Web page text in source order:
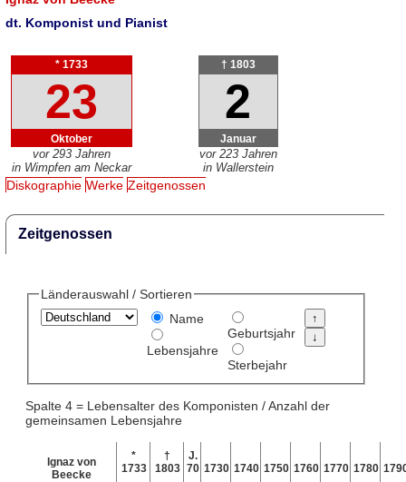
dt. Komponist und Pianist
* 1733
23
Oktober
vor 293 Jahren
in Wimpfen am Neckar
† 1803
2
Januar
vor 223 Jahren
in Wallerstein
Diskographie Werke Zeitgenossen
Zeitgenossen
Länderauswahl / Sortieren
Name
Lebensjahre
Geburtsjahr
Sterbejahr
Spalte 4 = Lebensalter des Komponisten / Anzahl der
gemeinsamen Lebensjahre
Ignaz von
Beecke
*
1733
†
1803
J.
70 1730 1740 1750 1760 1770 1780